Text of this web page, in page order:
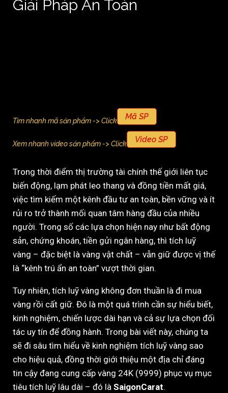
Giải Pháp An Toàn
Tìm nhanh mã sản phẩm -> Click Mã SP
Xem nhanh video sản phẩm -> Click Video SP
Trong thời điểm thị trường tài chính thế giới liên tục
biến động, lạm phát leo thang và đồng tiền mất giá,
việc tìm kiếm một kênh đầu tư an toàn, bền vững và ít
rủi ro trở thành mối quan tâm hàng đầu của nhiều
người. Trong số các lựa chọn hiện nay như bất động
sản, chứng khoán, tiền gửi ngân hàng, thì tích luỹ
vàng – đặc biệt là vàng vật chất – vẫn giữ được vị thế
là “kênh trú ẩn an toàn” vượt thời gian.
Tuy nhiên, tích luỹ vàng không đơn thuần là đi mua
vàng rồi cất giữ. Đó là một quá trình cần sự hiểu biết,
kinh nghiệm, chiến lược dài hạn và cả sự lựa chọn đối
tác uy tín để đồng hành. Trong bài viết này, chúng ta
sẽ đi sâu tìm hiểu về kinh nghiệm tích luỹ vàng sao
cho hiệu quả, đồng thời giới thiệu một địa chỉ đáng
tin cậy đang cung cấp vàng 24K (9999) phục vụ mục
tiêu tích luỹ lâu dài – đó là SaigonCarat.